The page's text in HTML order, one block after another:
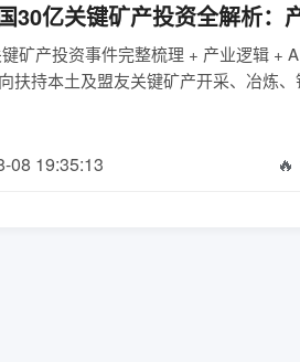
30亿关键矿产投资全解析：
矿产投资事件完整梳理 + 产业逻辑 +
扶持本土及盟友关键矿产开采、冶炼
08 19:35:13